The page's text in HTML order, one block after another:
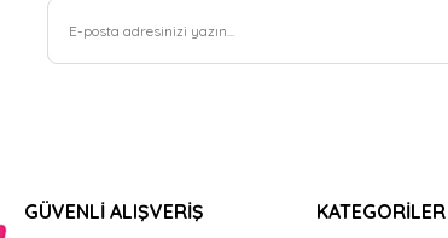
GÜVENLİ ALIŞVERİŞ KATEGORİLER